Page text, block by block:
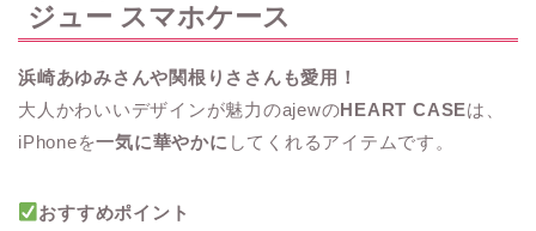
ジュー スマホケース
浜崎あゆみさんや関根りささんも愛用！
大人かわいいデザインが魅力のajewのHEART CASEは、
iPhoneを一気に華やかに してくれるアイテムです。
おすすめポイント